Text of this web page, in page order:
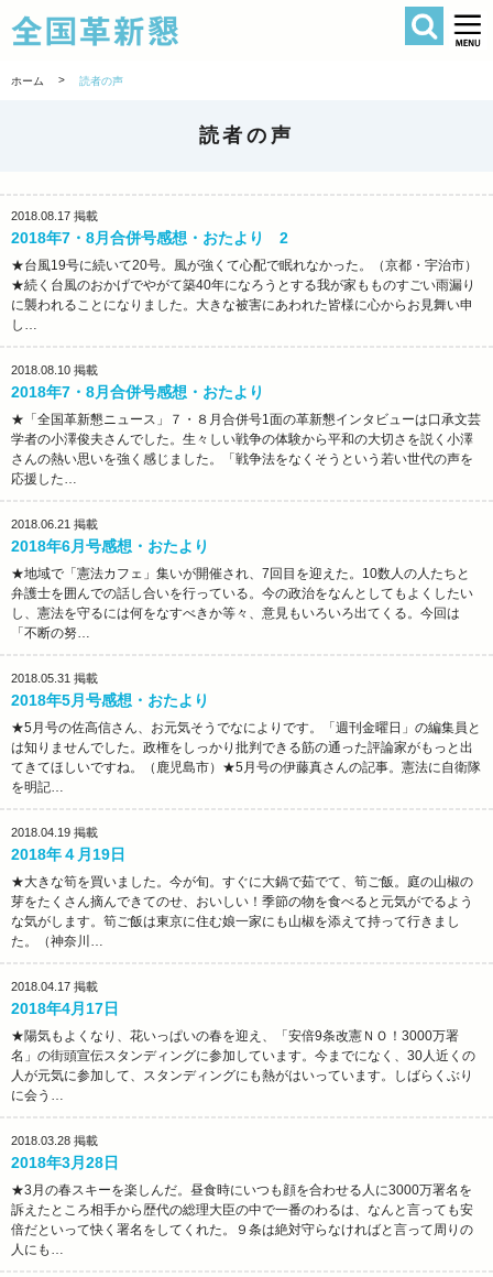
全国革新懇
検索
ホーム > 読者の声
読者の声
2018.08.17 掲載
2018年7・8月合併号感想・おたより 2
★台風19号に続いて20号。風が強くて心配で眠れなかった。（京都・宇治市）
★続く台風のおかげでやがて築40年になろうとする我が家もものすごい雨漏り
に襲われることになりました。大きな被害にあわれた皆様に心からお見舞い申
し…
2018.08.10 掲載
2018年7・8月合併号感想・おたより
★「全国革新懇ニュース」７・８月合併号1面の革新懇インタビューは口承文芸
学者の小澤俊夫さんでした。生々しい戦争の体験から平和の大切さを説く小澤
さんの熱い思いを強く感じました。「戦争法をなくそうという若い世代の声を
応援した…
2018.06.21 掲載
2018年6月号感想・おたより
★地域で「憲法カフェ」集いが開催され、7回目を迎えた。10数人の人たちと
弁護士を囲んでの話し合いを行っている。今の政治をなんとしてもよくしたい
し、憲法を守るには何をなすべきか等々、意見もいろいろ出てくる。今回は
「不断の努…
2018.05.31 掲載
2018年5月号感想・おたより
★5月号の佐高信さん、お元気そうでなによりです。「週刊金曜日」の編集員と
は知りませんでした。政権をしっかり批判できる筋の通った評論家がもっと出
てきてほしいですね。（鹿児島市）★5月号の伊藤真さんの記事。憲法に自衛隊
を明記…
2018.04.19 掲載
2018年４月19日
★大きな筍を買いました。今が旬。すぐに大鍋で茹でて、筍ご飯。庭の山椒の
芽をたくさん摘んできてのせ、おいしい！季節の物を食べると元気がでるよう
な気がします。筍ご飯は東京に住む娘一家にも山椒を添えて持って行きまし
た。（神奈川…
2018.04.17 掲載
2018年4月17日
★陽気もよくなり、花いっぱいの春を迎え、「安倍9条改憲ＮＯ！3000万署
名」の街頭宣伝スタンディングに参加しています。今までになく、30人近くの
人が元気に参加して、スタンディングにも熱がはいっています。しばらくぶり
に会う…
2018.03.28 掲載
2018年3月28日
★3月の春スキーを楽しんだ。昼食時にいつも顔を合わせる人に3000万署名を
訴えたところ相手から歴代の総理大臣の中で一番のわるは、なんと言っても安
倍だといって快く署名をしてくれた。９条は絶対守らなければと言って周りの
人にも…